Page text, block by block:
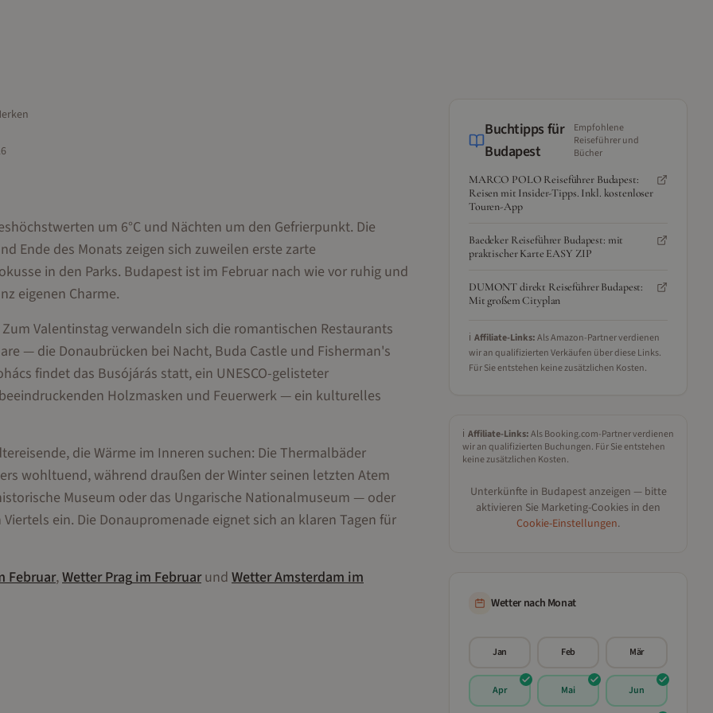
um 6°C und Nächten um den Gefrierpunkt. Die
Ende des Monats zeigen sich zuweilen erste zarte
in den Parks. Budapest ist im Februar nach wie vor ruhig und
eigenen Charme.
Valentinstag verwandeln sich die romantischen Restaurants
— die Donaubrücken bei Nacht, Buda Castle und Fisherman's
findet das Busójárás statt, ein UNESCO-gelisteter
Holzmasken und Feuerwerk — ein kulturelles
die Wärme im Inneren suchen: Die Thermalbäder
wohltuend, während draußen der Winter seinen letzten Atem
Museum oder das Ungarische Nationalmuseum — oder
ein. Die Donaupromenade eignet sich an klaren Tagen für
Februar,WetterPragimFebruarund WetterAmsterdamim
Buchtipps für
Budapest
Empfohlene
Reiseführer und
Bücher
MARCO POLO Reiseführer Budapest:
Reisen mit Insider-Tipps. Inkl. kostenloser
Touren-App
Baedeker Reiseführer Budapest: mit
praktischer Karte EASY ZIP
DUMONT direkt Reiseführer Budapest:
Mit großem Cityplan
ℹ️ Affiliate-Links:Als Amazon-Partner verdienen
wir an qualifizierten Verkäufen über diese Links.
Für Sie entstehen keine zusätzlichen Kosten.
ℹ️ Affiliate-Links:Als Booking.com-Partner verdienen
wir an qualifizierten Buchungen. Für Sie entstehen
keine zusätzlichen Kosten.
Unterkünfte in Budapestanzeigen — bitte
aktivieren Sie Marketing-Cookies in den
Cookie-Einstellungen.
Wetter nach Monat
Jan Feb Mär
Apr Mai Jun